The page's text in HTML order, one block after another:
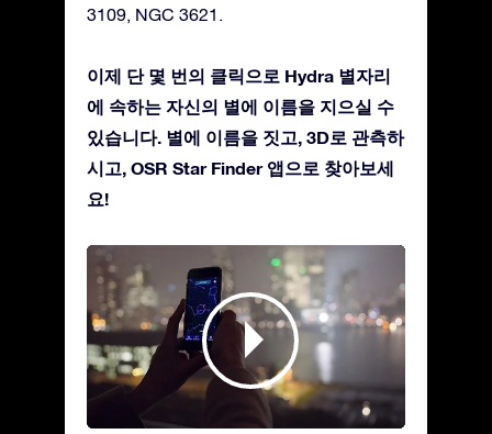
3109, NGC 3621.
이제 단 몇 번의 클릭으로 Hydra 별자리
에 속하는 자신의 별에 이름을 지으실 수
있습니다. 별에 이름을 짓고, 3D로 관측하
시고, OSR Star Finder 앱으로 찾아보세
요!